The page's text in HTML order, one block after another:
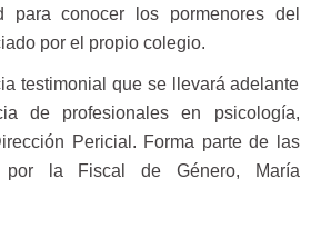
para conocer los pormenores del
por el propio colegio.
testimonial que se llevará adelante
de profesionales en psicología,
Pericial. Forma parte de las
por la Fiscal de Género, María